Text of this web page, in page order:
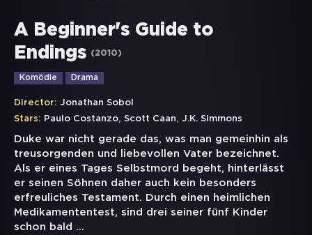
A Beginner's Guide to
Endings
(2010)
Komödie Drama
Director: Jonathan Sobol
Stars: Paulo Costanzo, Scott Caan, J.K. Simmons
Duke war nicht gerade das, was man gemeinhin als
treusorgenden und liebevollen Vater bezeichnet.
Als er eines Tages Selbstmord begeht, hinterlässt
er seinen Söhnen daher auch kein besonders
erfreuliches Testament. Durch einen heimlichen
Medikamententest, sind drei seiner fünf Kinder
schon bald ...